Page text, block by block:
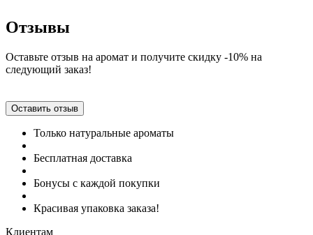
Отзывы
Оставьте отзыв на аромат и получите скидку -10% на
следующий заказ!
Оставить отзыв
Только натуральные ароматы
Бесплатная доставка
Бонусы с каждой покупки
Красивая упаковка заказа!
Клиентам